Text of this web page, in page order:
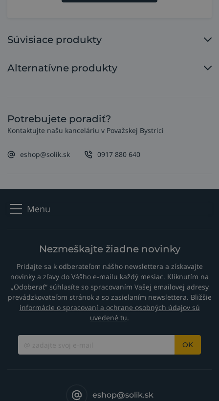
Súvisiace produkty
Alternatívne produkty
Potrebujete poradiť?
Kontaktujte našu kanceláriu v Považskej Bystrici
eshop@solik.sk 0917 880 640
Menu
Nezmeškajte žiadne novinky
Pridajte sa k odberateľom nášho newslettera a získavajte
novinky a zľavy do Vášho e-mailu každý mesiac. Kliknutím na
„Odoberať“ súhlasíte so spracovaním Vašej emailovej adresy
prevádzkovateľom stránok a so zasielaním newslettera. Bližšie
informácie o spracovaní a ochrane osobných údajov sú
uvedené tu.
OK
eshop@solik.sk